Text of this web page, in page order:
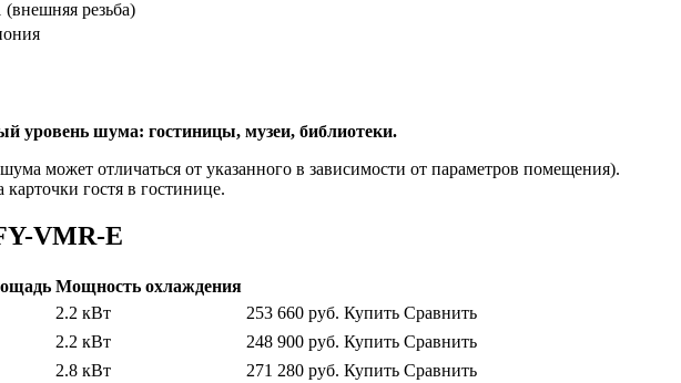
(внешняя резьба)
уровень шума: гостиницы, музеи, библиотеки.
может отличаться от указанного в зависимости от параметров помещения).
гостя в гостинице.
VMR-E
Мощность охлаждения
2.2 кВт 253 660 руб. Купить Сравнить
2.2 кВт 248 900 руб. Купить Сравнить
2.8 кВт 271 280 руб. Купить Сравнить